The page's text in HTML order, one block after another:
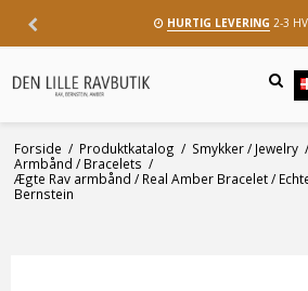
HURTIG LEVERING 2-3
Forside / Produktkatalog / Smykker / Jewelry /
Armbånd / Bracelets /
Ægte Rav armbånd / Real Amber Bracelet /
Bernstein